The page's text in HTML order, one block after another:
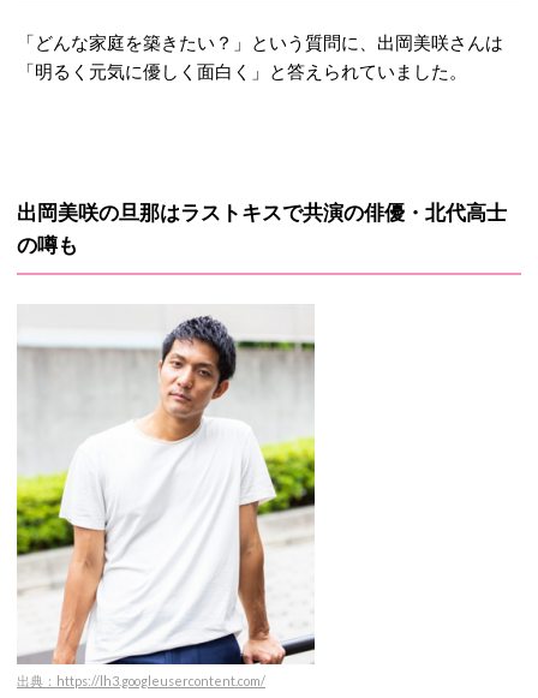
「どんな家庭を築きたい？」という質問に、出岡美咲さんは
「明るく元気に優しく面白く」と答えられていました。
出岡美咲の旦那はラストキスで共演の俳優・北代高士
の噂も
出典：https://lh3.googleusercontent.com/